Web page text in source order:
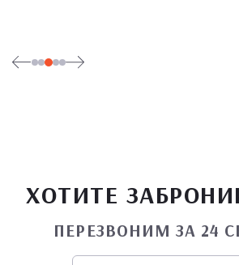
ХОТИТЕ
ПЕРЕЗВОНИМ ЗА 24